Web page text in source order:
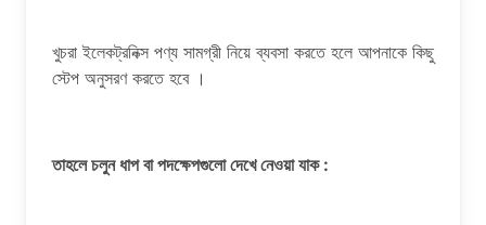
খুচরা ইলেকট্রনিক্স পণ্য সামগ্রী নিয়ে ব্যবসা করতে হলে আপনাকে কিছু
স্টেপ অনুসরণ করতে হবে ।
তাহলে চলুন ধাপ বা পদক্ষেপগুলো দেখে নেওয়া যাক :